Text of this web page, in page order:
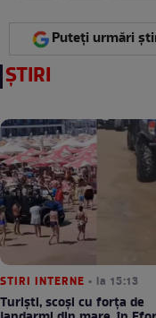
Puteți urmări
ȘTIRI
STIRI INTERNE • la 15:13
Turiști, scoși cu forța de